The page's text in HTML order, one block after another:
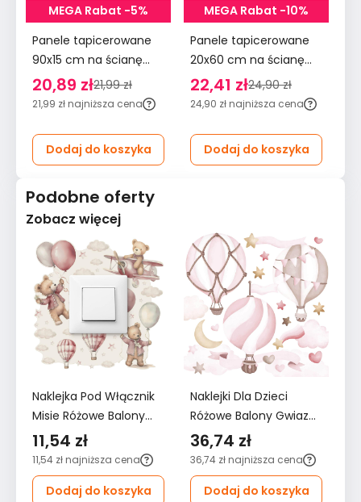
MEGA Rabat -5%
Panele tapicerowane
90x15 cm na ścianę
wezgłowie miętowy
20,89 zł21,99 zł
21,99 zł najniższa cena
Dodaj do koszyka
MEGA Rabat -10%
Panele tapicerowane
20x60 cm na ścianę
płotek wezgłowie
kremowy
22,41 zł24,90 zł
24,90 zł najniższa cena
Dodaj do koszyka
Podobne oferty
Zobacz więcej
Naklejka Pod Włącznik
Misie Różowe Balony
Chmurki 20x20
Gwiazdki Boho Dla
Dzieci
11,54 zł
11,54 zł najniższa cena
Dodaj do koszyka
Naklejki Dla Dzieci
Różowe Balony Gwiazdy
60x30 Serduszka Styl
ZESTAW
36,74 zł
36,74 zł najniższa cena
Dodaj do koszyka